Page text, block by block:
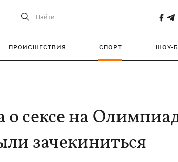
Найти
ПРОИСШЕСТВИЯ СПОРТ ШОУ-
о сексе на
зачекиниться